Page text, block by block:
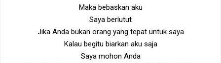
Maka bebaskan aku
Saya berlutut
Jika Anda bukan orang yang tepat untuk saya
Kalau begitu biarkan aku saja
Saya mohon Anda